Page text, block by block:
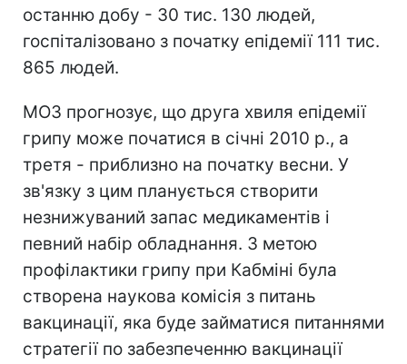
останню добу - 30 тис. 130 людей,
госпіталізовано з початку епідемії 111 тис.
865 людей.
МОЗ прогнозує, що друга хвиля епідемії
грипу може початися в січні 2010 р., а
третя - приблизно на початку весни. У
зв'язку з цим планується створити
незнижуваний запас медикаментів і
певний набір обладнання. З метою
профілактики грипу при Кабміні була
створена наукова комісія з питань
вакцинації, яка буде займатися питаннями
стратегії по забезпеченню вакцинації